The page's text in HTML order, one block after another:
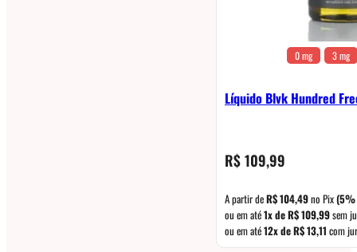
0 mg 3 mg
Líquido Blvk Hundred
R$109,99
A partir deR$104,49no Pix(5%
ou em até1x deR$109,99sem
ou em até12x deR$13,11 com